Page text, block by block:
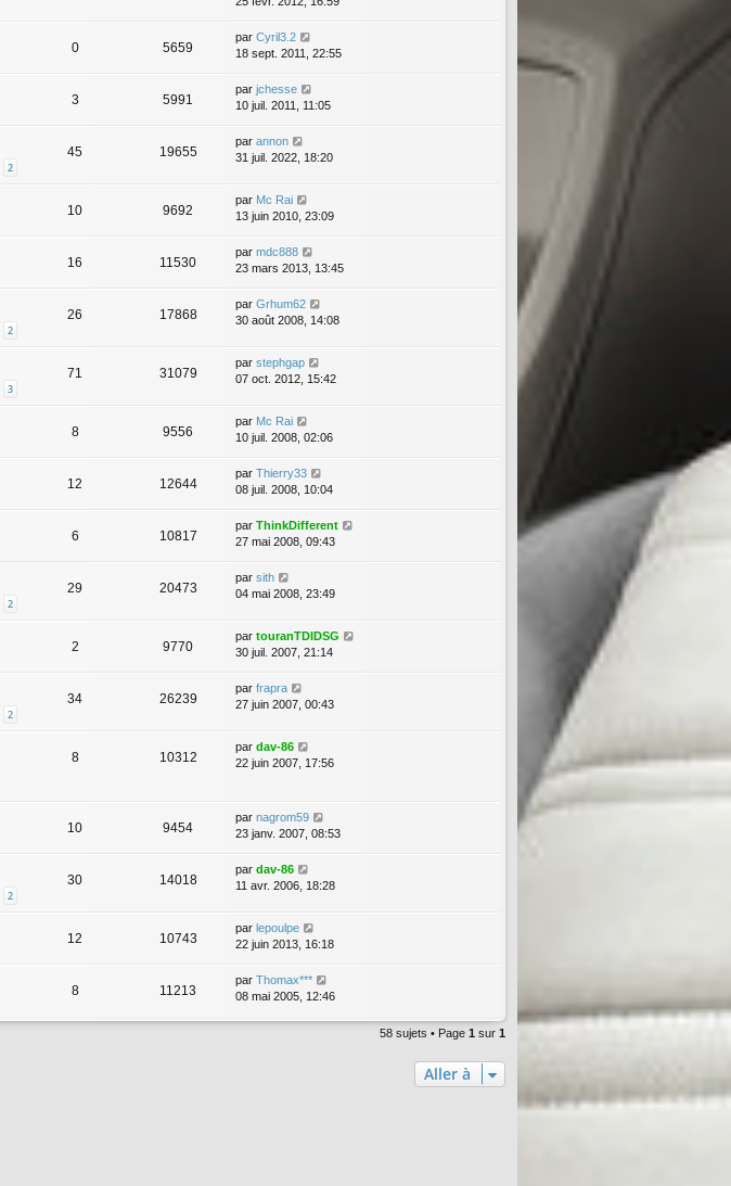
0 5659
par Cyril3.2
18 sept. 2011, 22:55
3 5991
par jchesse
10 juil. 2011, 11:05
2
45 19655
par annon
31 juil. 2022, 18:20
10 9692
par Mc Rai
13 juin 2010, 23:09
16 11530
par mdc888
23 mars 2013, 13:45
2
26 17868
par Grhum62
30 août 2008, 14:08
3
71 31079
par stephgap
07 oct. 2012, 15:42
8 9556
par Mc Rai
10 juil. 2008, 02:06
12 12644
par Thierry33
08 juil. 2008, 10:04
6 10817
par ThinkDifferent
27 mai 2008, 09:43
2
29 20473
par sith
04 mai 2008, 23:49
2 9770
par touranTDIDSG
30 juil. 2007, 21:14
2
34 26239
par frapra
27 juin 2007, 00:43
8 10312
par dav-86
22 juin 2007, 17:56
10 9454
par nagrom59
23 janv. 2007, 08:53
2
30 14018
par dav-86
11 avr. 2006, 18:28
12 10743
par lepoulpe
22 juin 2013, 16:18
8 11213
par Thomax***
08 mai 2005, 12:46
58 sujets • Page 1 sur 1
Aller à